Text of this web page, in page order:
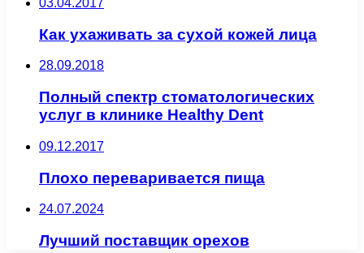
03.04.2017
Как ухаживать за сухой кожей лица
28.09.2018
Полный спектр стоматологических
услуг в клинике Healthy Dent
09.12.2017
Плохо переваривается пища
24.07.2024
Лучший поставщик орехов